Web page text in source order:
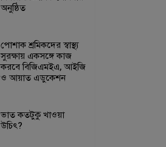
অনুষ্ঠিত
পোশাক শ্রমিকদের স্বাস্থ্য
সুরক্ষায় একসঙ্গে কাজ
করবে বিজিএমইএ, আইজি
ও আয়াত এডুকেশন
ভাত কতটুকু খাওয়া
উচিৎ?